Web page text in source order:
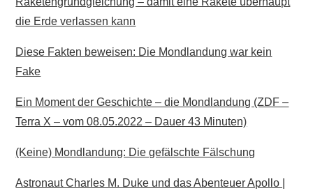
die Erde verlassen kann
Diese Fakten beweisen: Die Mondlandung war kein
Fake
Ein Moment der Geschichte – die Mondlandung (ZDF –
Terra X – vom 08.05.2022 – Dauer 43 Minuten)
(Keine) Mondlandung: Die gefälschte Fälschung
Astronaut Charles M. Duke und das Abenteuer Apollo |